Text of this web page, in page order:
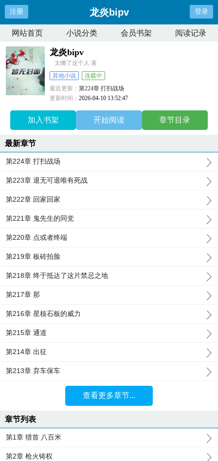
注册 龙炎bipv 登录
网站首页 小说分类 会员书架 阅读记录
龙炎bipv
太懒了这个人 著
其他小说
连载中
最近更新：第224章 打扫战场
更新时间：2026-04-10 13:52:47
加入书架 开始阅读 章节目录
最新章节
第224章 打扫战场
第223章 退无可退唯有死战
第222章 回家回家
第221章 鬼先生的同党
第220章 点或者终端
第219章 板砖拍脸
第218章 终于抵达了这片禁忌之地
第217章 那
第216章 星核石板的威力
第215章 通道
第214章 出征
第213章 弃车保车
查看更多章节...
章节列表
第1章 猎首 八百米
第2章 枪火铸权